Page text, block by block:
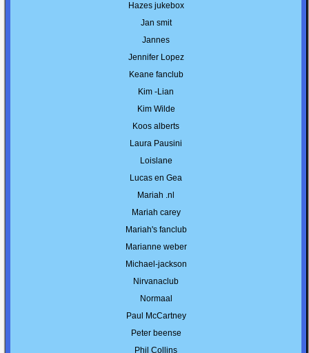
Hazes jukebox
Jan smit
Jannes
Jennifer Lopez
Keane fanclub
Kim -Lian
Kim Wilde
Koos alberts
Laura Pausini
Loislane
Lucas en Gea
Mariah .nl
Mariah carey
Mariah's fanclub
Marianne weber
Michael-jackson
Nirvanaclub
Normaal
Paul McCartney
Peter beense
Phil Collins